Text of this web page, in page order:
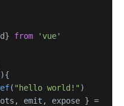
from
'vue'
){
( "hello world!" )
emit, expose } =